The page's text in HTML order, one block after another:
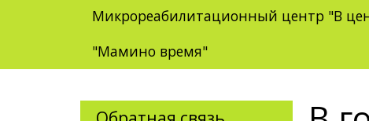
Микрореабилитационный центр "В
"Мамино время"